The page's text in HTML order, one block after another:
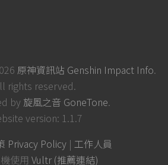
原神資訊站 Genshin Impact Info.
rights reserved.
by 旋風之音 GoneTone.
version: 1.1.7
Privacy Policy | 工作人員
使用 Vultr (推薦連結)